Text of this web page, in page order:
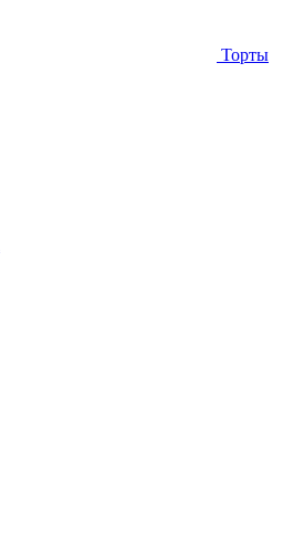
Торты